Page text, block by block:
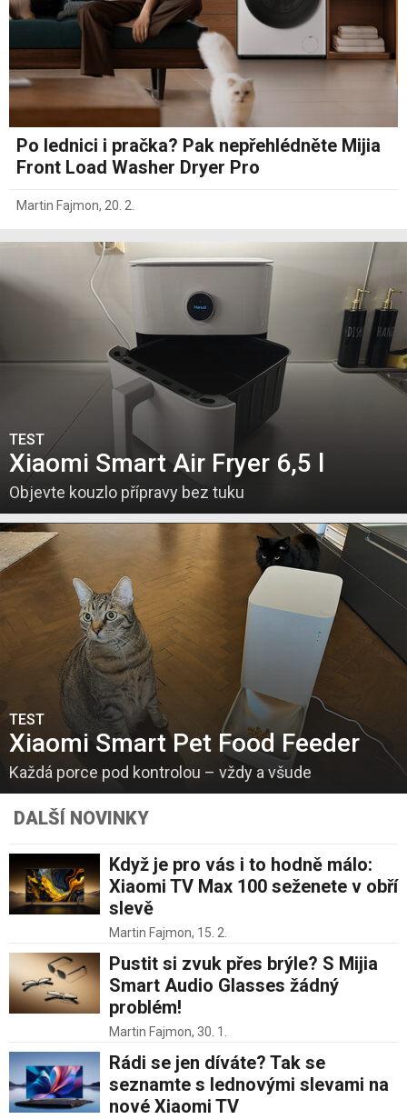
Po lednici i pračka? Pak nepřehlédněte Mijia
Front Load Washer Dryer Pro
Martin Fajmon, 20. 2.
TEST
Xiaomi Smart Air Fryer 6,5 l
Objevte kouzlo přípravy bez tuku
TEST
Xiaomi Smart Pet Food Feeder
Každá porce pod kontrolou – vždy a všude
DALŠÍ NOVINKY
Když je pro vás i to hodně málo:
Xiaomi TV Max 100 seženete v obří
slevě
Martin Fajmon, 15. 2.
Pustit si zvuk přes brýle? S Mijia
Smart Audio Glasses žádný
problém!
Martin Fajmon, 30. 1.
Rádi se jen díváte? Tak se
seznamte s lednovými slevami na
nové Xiaomi TV